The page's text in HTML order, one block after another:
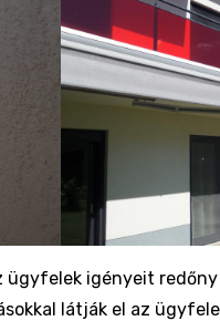
ügyfelek igényeit
látják el az